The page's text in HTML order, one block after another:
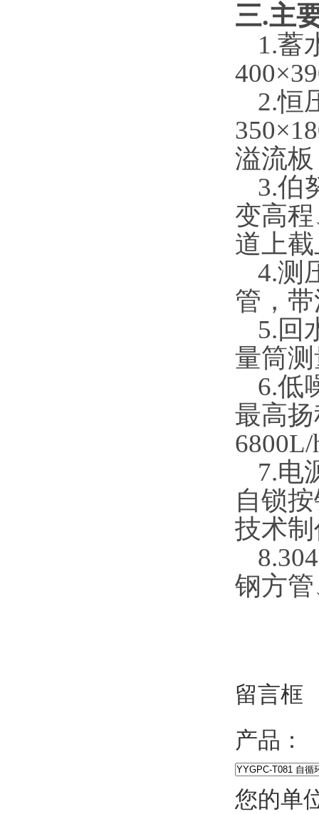
三.主
1.蓄水
400×
2.恒
350×
溢流板
3.伯
变高程
道上截
4.测
管
5.回水
量筒测
6.低
最高扬程
6800L/
7.电
自锁按
技术制
8.304
钢方管
留言框
产品：
您的单位